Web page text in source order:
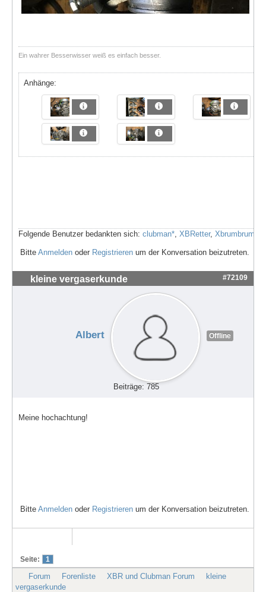
Ein wahrer Besserwisser weiß es einfach besser.
Anhänge:
Folgende Benutzer bedankten sich: clubman* XBRetter, Xbrumbrum
Bitte Anmelden oder Registrieren um der Konversation beizutreten.
kleine vergaserkunde #72109
Albert Offline
Beiträge: 785
Meine hochachtung!
Bitte Anmelden oder Registrieren um der Konversation beizutreten.
Seite: 1
Forum Forenliste XBR und Clubman Forum
kleine
vergaserkunde